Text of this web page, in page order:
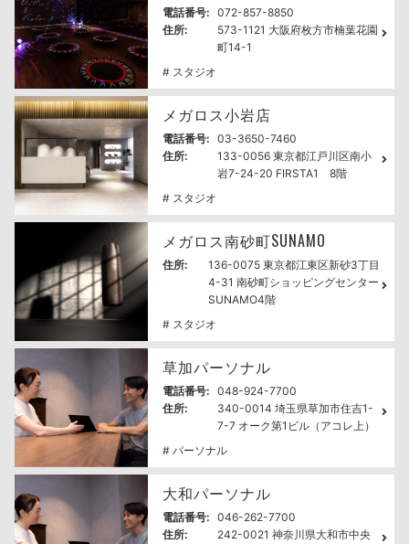
電話番号: 072-857-8850
住所:
573-1121 大阪府枚方市楠葉花園
町14-1
# スタジオ
メガロス小岩店
電話番号: 03-3650-7460
住所:
133-0056 東京都江戸川区南小
岩7-24-20 FIRSTA1 8階
# スタジオ
メガロス南砂町SUNAMO
住所:
136-0075 東京都江東区新砂3丁目
4-31 南砂町ショッピングセンター
SUNAMO4階
# スタジオ
草加パーソナル
電話番号: 048-924-7700
住所:
340-0014 埼玉県草加市住吉1-
7-7 オーク第1ビル（アコレ上）
# パーソナル
大和パーソナル
電話番号: 046-262-7700
住所:
242-0021 神奈川県大和市中央